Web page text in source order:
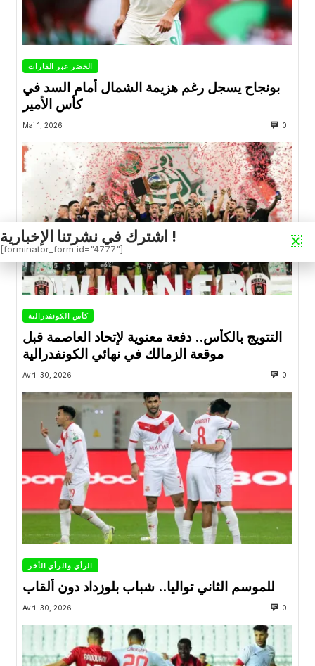
الخضر عبر القارات
بونجاح يسجل رغم هزيمة الشمال أمام السد في
كأس الأمير
Mai 1, 2026 0
كأس الكونفدرالية
التتويج بالكأس.. دفعة معنوية لإتحاد العاصمة قبل
موقعة الزمالك في نهائي الكونفدرالية
Avril 30, 2026 0
الرأي والرأي الأخر
للموسم الثاني تواليا.. شباب بلوزداد دون ألقاب
Avril 30, 2026 0
اشترك في نشرتنا الإخبارية !
[forminator_form id="4777"]